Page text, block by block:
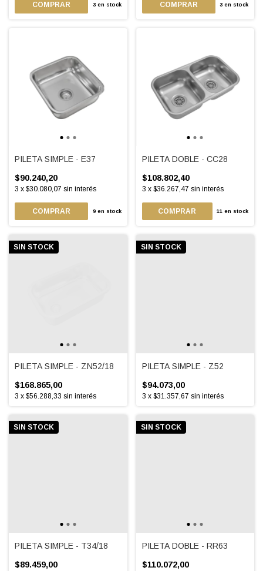
3en stock 3 en stock
PILETA SIMPLE - E37
$90.240,20
3 x $30.080,07 sin interés
9en stock
PILETA DOBLE - CC28
$108.802,40
3 x $36.267,47 sin interés
11 en stock
SIN STOCK
PILETA SIMPLE - ZN52/18
$168.865,00
3 x $56.288,33 sin interés
SIN STOCK
PILETA SIMPLE - Z52
$94.073,00
3 x $31.357,67 sin interés
SIN STOCK
PILETA SIMPLE - T34/18
$89.459,00
SIN STOCK
PILETA DOBLE - RR63
$110.072,00